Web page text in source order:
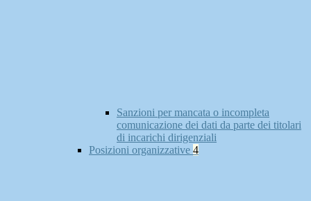
Sanzioni per mancata o incompleta
comunicazione dei dati da parte dei titolari
di incarichi dirigenziali
Posizioni organizzative 4